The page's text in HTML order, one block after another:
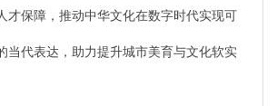
才保障，推动中华文化在数字时代实现可
当代表达，助力提升城市美育与文化软实